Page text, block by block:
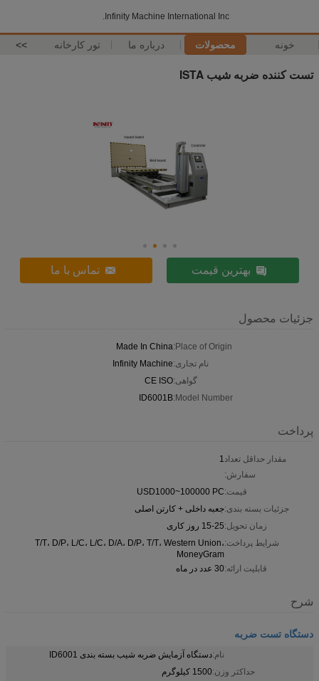
Infinity Machine International Inc.
خونه محصولات درباره ما تور کارخانه >>
تست کننده ضربه شیب ISTA
بهترین قیمت تماس با ما
جزئیات محصول
Place of Origin:
Made In China
نام تجاری:Infinity Machine
گواهی:CE ISO
Model Number:
ID6001B
پرداخت
مقدار حداقل تعداد
سفارش:
1
قیمت:USD1000~100000 PC
جزئیات بسته بندی:جعبه داخلی + کارتن اصلی
زمان تحویل:15-25 روز کاری
شرایط پرداخت:T/T، D/P، L/C، L/C، D/A، D/P، T/T، Western Union،
MoneyGram
قابلیت ارائه:30 عدد در ماه
شرح
دستگاه تست ضربه
نام:دستگاه آزمایش ضربه شیب بسته بندی ID6001
حداکثر وزن:1500 کیلوگرم